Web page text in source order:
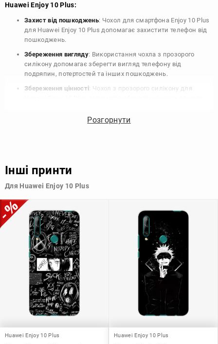
Huawei Enjoy 10 Plus:
Захист від пошкоджень: Чохол для смартфона Enjoy 10 Plus
для Huawei Enjoy 10 Plus допомагає захистити телефон від
пошкоджень.
Збереження вигляду: Використання чохла з прозорого
силікону допомагає зберегти вигляд телефону від
подряпин, потертостей та інших пошкоджень.
Збереження цінності: Чохол з прозорого силікону для
продати свій пристрій в майбутньому.
Узагалі, чохол для телефону - це дуже корисний аксесуар, який
допомагає захистити ваш пристрій, зберегти його цінність і
Розгорнути
Інші принти
Для Huawei Enjoy 10 Plus
Huawei Enjoy 10 Plus Huawei Enjoy 10 Plus